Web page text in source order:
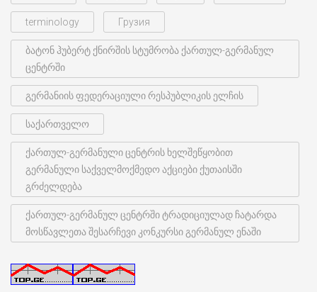
terminology Грузия
ბატონ ჰუბერტ ქნირშის სტუმრობა ქართულ-გერმანულ
ცენტრში
გერმანიის ფედერაციული რესპუბლიკის ელჩის
საქართველო
ქართულ-გერმანული ცენტრის ხელშეწყობით
გერმანული საქველმოქმედო აქციები ქუთაისში
გრძელდება
ქართულ-გერმანულ ცენტრში ტრადიციულად ჩატარდა
მოსწავლეთა შესარჩევი კონკურსი გერმანულ ენაში